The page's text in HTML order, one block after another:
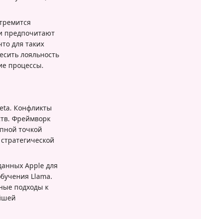
предпочитают
для таких
лояльность
процессы.
Конфликты
Фреймворк
точкой
Apple для
Llama.
подходы к